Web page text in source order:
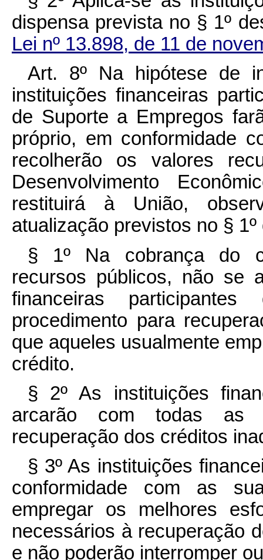
dispensa prevista no § 1º
Lei nº 13.898, de 11 de
Art. 8º Na hipótese de
instituições financeiras
de Suporte a Empregos
próprio, em conformidade
recolherão os valores
Desenvolvimento
restituirá à União,
atualização previstos no §
§ 1º Na cobrança do
recursos públicos, não se
financeiras
procedimento para
que aqueles usualmente
crédito.
§ 2º As instituições
arcarão com todas as
recuperação dos créditos
§ 3º As instituições
conformidade com as
empregar os melhores
necessários à recuperação
e não poderão interromper